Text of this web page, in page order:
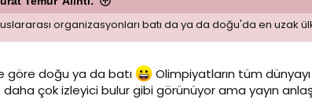
organizasyonları batı da ya da doğu'da en uzak
göre doğu ya da batı
Olimpiyatların tüm
daha çok izleyici bulur gibi görünüyor ama yayın